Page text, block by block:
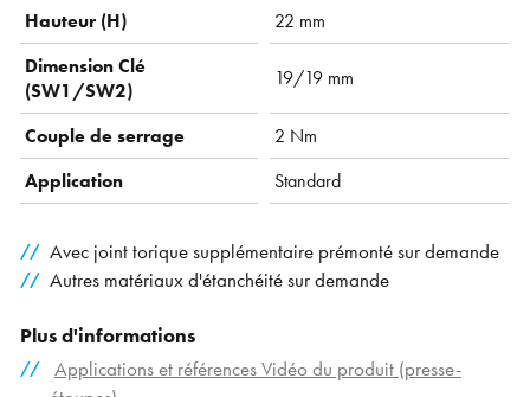
Hauteur (H)
22 mm
Dimension Clé
(SW1/SW2)
19/19 mm
Couple de serrage
2 Nm
Application
Standard
Avec joint torique supplémentaire prémonté sur demande
Autres matériaux d'étanchéité sur demande
Plus d'informations
Applications et références Vidéo du produit (presse-